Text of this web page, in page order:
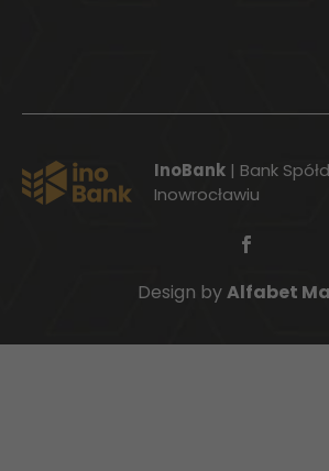
InoBank | Bank
Inowrocławiu
Design byAlfabet